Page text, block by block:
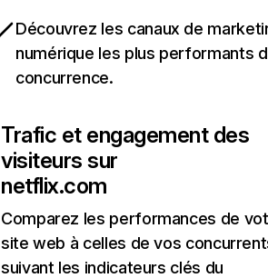
Découvrez les canaux de
numérique les plus performants
concurrence.
Trafic et engagement des
visiteurs sur
netflix.com
Comparez les performances de
site web à celles de vos
suivant les indicateurs clés du